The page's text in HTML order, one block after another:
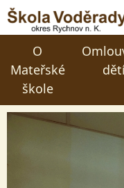
O
Mateřské
škole